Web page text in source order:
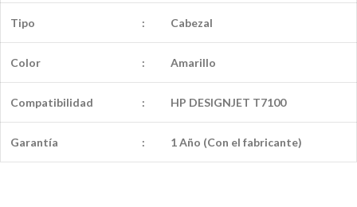
Tipo : Cabezal
Color : Amarillo
Compatibilidad : HP DESIGNJET T7100
Garantía : 1 Año (Con el fabricante)